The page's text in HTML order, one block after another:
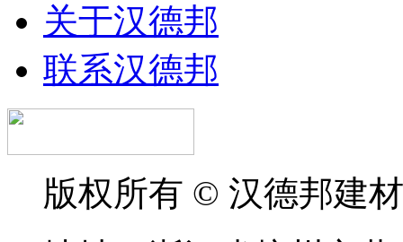
关于汉德邦
联系汉德邦
版权所有 © 汉德邦建